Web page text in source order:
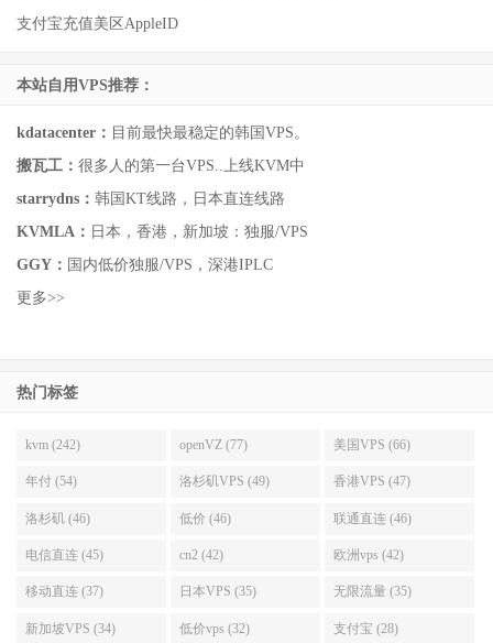
支付宝充值美区AppleID
本站自用VPS推荐：
kdatacenter： 目前最快最稳定的韩国VPS。
搬瓦工： 很多人的第一台VPS..上线KVM中
starrydns： 韩国KT线路，日本直连线路
KVMLA： 日本，香港，新加坡：独服/VPS
GGY： 国内低价独服/VPS，深港IPLC
更多>>
热门标签
kvm (242) openVZ (77) 美国VPS (66)
年付 (54) 洛杉矶VPS (49) 香港VPS (47)
洛杉矶 (46) 低价 (46) 联通直连 (46)
电信直连 (45) cn2 (42) 欧洲vps (42)
移动直连 (37) 日本VPS (35) 无限流量 (35)
新加坡VPS (34) 低价vps (32) 支付宝 (28)